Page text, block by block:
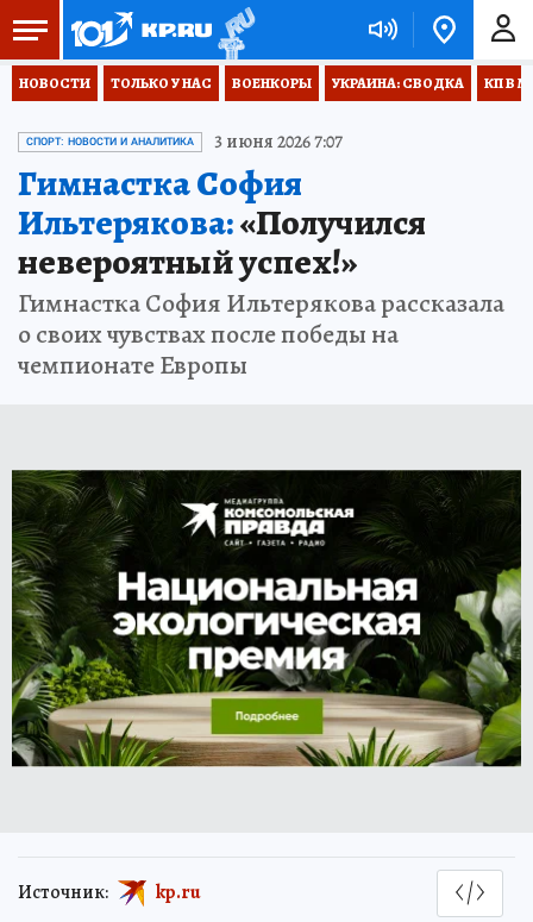
НОВОСТИ ТОЛЬКО У НАС ВОЕНКОРЫ УКРАИНА: СВОДКА КП В
СПОРТ: НОВОСТИ И АНАЛИТИКА 3 июня 2026 7:07
Гимнастка София
Ильтерякова:«Получился
невероятный успех!»
Гимнастка София Ильтерякова рассказала
о своих чувствах после победы на
чемпионате Европы
Источник: kp.ru